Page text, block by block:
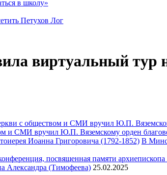
в школу»
Петухов Лог
виртуальный тур
и СМИ вручил Ю.П. Вяземскому орден
В
Александра (Тимофеева) 25.02.2025